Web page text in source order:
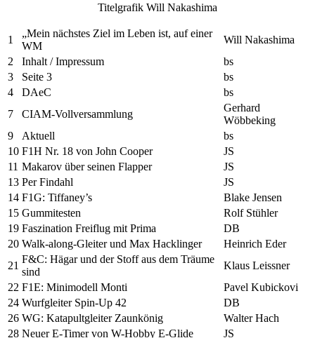
Titelgrafik Will Nakashima
1
„Mein nächstes Ziel im Leben ist, auf einer
WM
Will Nakashima
2
Inhalt / Impressum
bs
3
Seite 3
bs
4
DAeC
bs
7
CIAM-Vollversammlung
Gerhard
Wöbbeking
9
Aktuell
bs
10 F1H Nr. 18 von John Cooper
JS
11 Makarov über seinen Flapper
JS
13 Per Findahl
JS
14 F1G: Tiffaney’s
Blake Jensen
15 Gummitesten
Rolf Stühler
19 Faszination Freiflug mit Prima
DB
20 Walk-along-Gleiter und Max Hacklinger
Heinrich Eder
21
F&C: Hägar und der Stoff aus dem Träume
sind
Klaus Leissner
22 F1E: Minimodell Monti
Pavel Kubickovi
24 Wurfgleiter Spin-Up 42
DB
26 WG: Katapultgleiter Zaunkönig
Walter Hach
28 Neuer E-Timer von W-Hobby E-Glide JS